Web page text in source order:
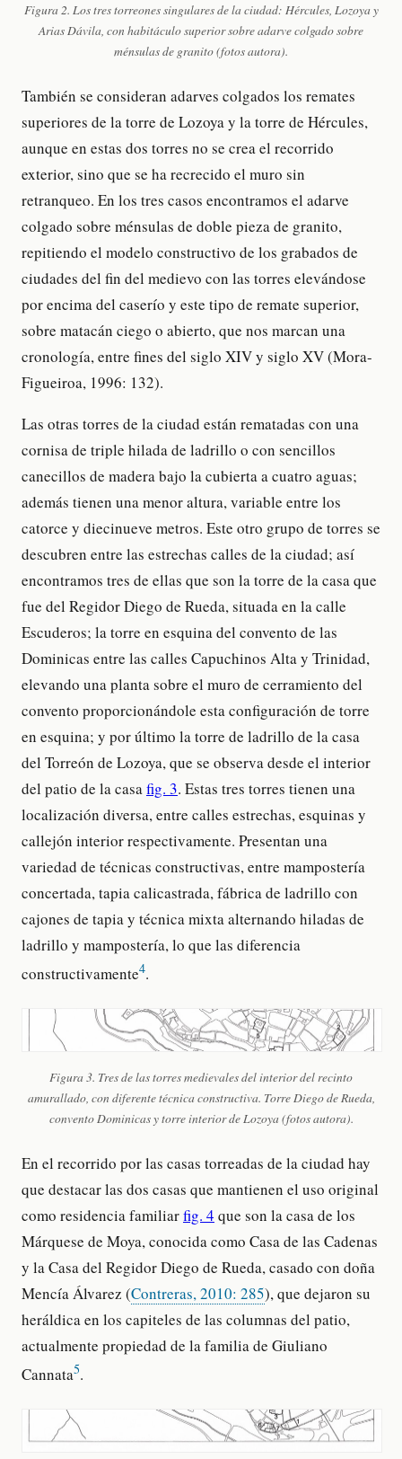
Figura 2. Los tres torreones singulares de la ciudad: Hércules, Lozoya y
Arias Dávila, con habitáculo superior sobre adarve colgado sobre
ménsulas de granito (fotos autora).
También se consideran adarves colgados los remates
superiores de la torre de Lozoya y la torre de Hércules,
aunque en estas dos torres no se crea el recorrido
exterior, sino que se ha recrecido el muro sin
retranqueo. En los tres casos encontramos el adarve
colgado sobre ménsulas de doble pieza de granito,
repitiendo el modelo constructivo de los grabados de
ciudades del fin del medievo con las torres elevándose
por encima del caserío y este tipo de remate superior,
sobre matacán ciego o abierto, que nos marcan una
cronología, entre fines del siglo XIV y siglo XV (Mora-
Figueiroa, 1996: 132).
Las otras torres de la ciudad están rematadas con una
cornisa de triple hilada de ladrillo o con sencillos
canecillos de madera bajo la cubierta a cuatro aguas;
además tienen una menor altura, variable entre los
catorce y diecinueve metros. Este otro grupo de torres se
descubren entre las estrechas calles de la ciudad; así
encontramos tres de ellas que son la torre de la casa que
fue del Regidor Diego de Rueda, situada en la calle
Escuderos; la torre en esquina del convento de las
Dominicas entre las calles Capuchinos Alta y Trinidad,
elevando una planta sobre el muro de cerramiento del
convento proporcionándole esta configuración de torre
en esquina; y por último la torre de ladrillo de la casa
del Torreón de Lozoya, que se observa desde el interior
del patio de la casafig. 3. Estas tres torres tienen una
localización diversa, entre calles estrechas, esquinas y
callejón interior respectivamente. Presentan una
variedad de técnicas constructivas, entre mampostería
concertada, tapia calicastrada, fábrica de ladrillo con
cajones de tapia y técnica mixta alternando hiladas de
ladrillo y mampostería, lo que las diferencia
constructivamente4.
Figura 3. Tres de las torres medievales del interior del recinto
amurallado, con diferente técnica constructiva. Torre Diego de Rueda,
convento Dominicas y torre interior de Lozoya (fotos autora).
En el recorrido por las casas torreadas de la ciudad hay
que destacar las dos casas que mantienen el uso original
como residencia familiarfig. 4 que son la casa de los
Márquese de Moya, conocida como Casa de las Cadenas
y la Casa del Regidor Diego de Rueda, casado con doña
Mencía Álvarez (Contreras, 2010: 285), que dejaron su
heráldica en los capiteles de las columnas del patio,
actualmente propiedad de la familia de Giuliano
Cannata5.